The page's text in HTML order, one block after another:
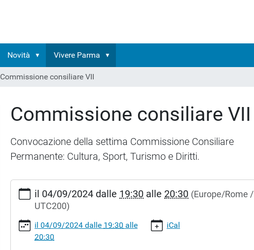
Novità Vivere Parma
Commissione consiliare VII
Commissione consiliare VII
Convocazione della settima Commissione Consiliare
Permanente: Cultura, Sport, Turismo e Diritti.
https://www.comune.parma.it/api/it/vivere-
parma/eventi/commissione-
consiliare-
vii-
04-
il 04/09/2024 dalle 19:30 alle 20:30 (Europe/Rome /
UTC200)
il 04/09/2024 dalle 19:30 alle
20:30
iCal